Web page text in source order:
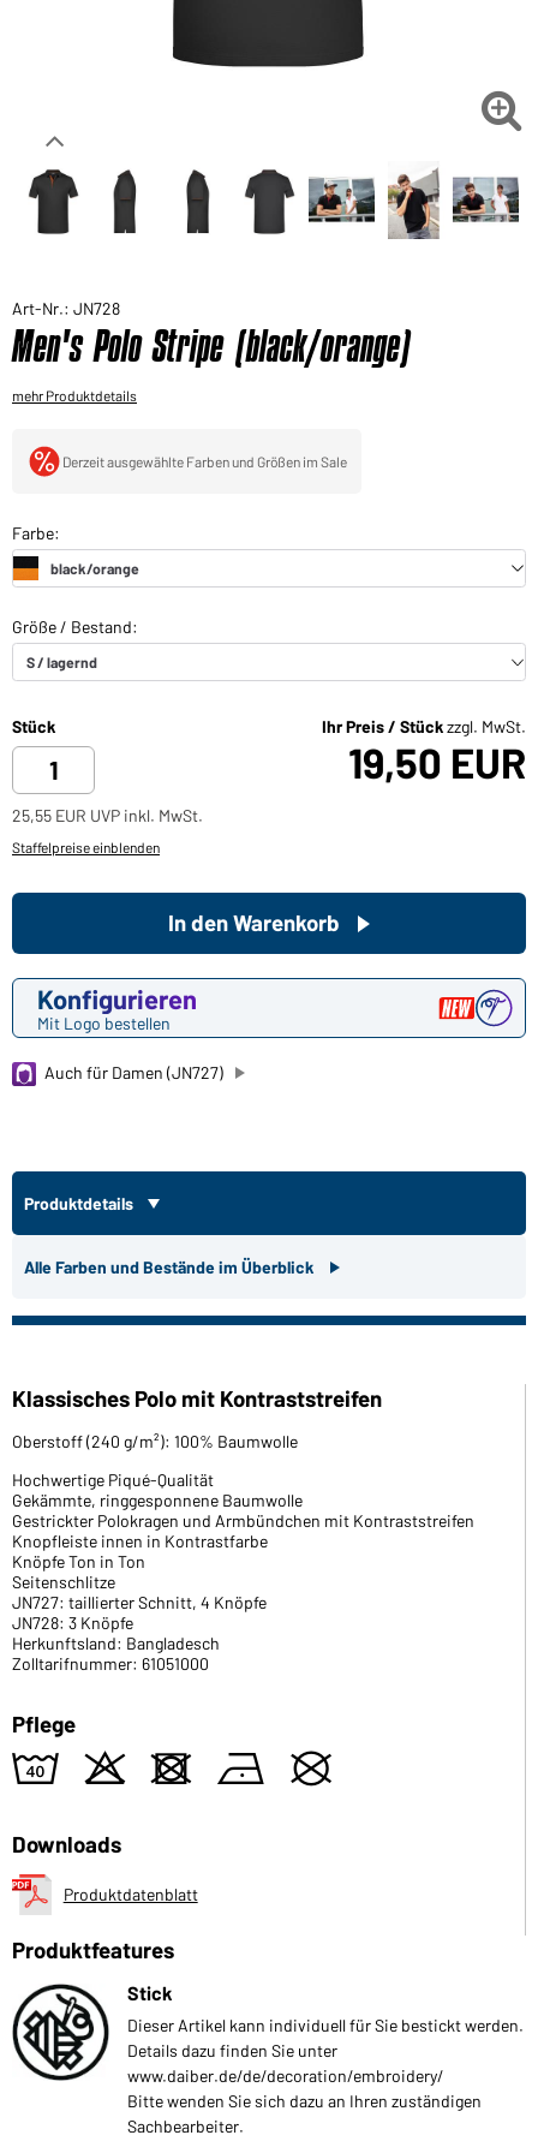
Sie möchten gerne für Ihren privaten Bedarf

Art-Nr.: JN728
Men's Polo Stripe (black/orange)
mehr Produktdetails
Derzeit ausgewählte Farben und Größen im Sale
Stück Ihr Preis / Stückzzgl. MwSt.
19,50 EUR
25,55 EUR UVP inkl. MwSt.
Staffelpreise einblenden
Konfigurieren
Mit Logo bestellen
In den Warenkorb
Auch für Damen (JN727)
Produktdetails
Alle Farben und Bestände im Überblick
Klassisches Polo mit Kontraststreifen
Oberstoff (240 g/m²): 100% Baumwolle
Hochwertige Piqué-Qualität
Gekämmte, ringgesponnene Baumwolle
Gestrickter Polokragen und Armbündchen mit Kontraststreifen
Knopfleiste innen in Kontrastfarbe
Knöpfe Ton in Ton
Seitenschlitze
JN727: taillierter Schnitt, 4 Knöpfe
JN728: 3 Knöpfe
Herkunftsland: Bangladesch
Zolltarifnummer: 61051000
Pflege
8 o d n U
Downloads
Produktdatenblatt
Produktfeatures
Stick
Dieser Artikel kann individuell für Sie bestickt werden.
Details dazu finden Sie unter
www.daiber.de/de/decoration/embroidery/
Bitte wenden Sie sich dazu an Ihren zuständigen
Sachbearbeiter.